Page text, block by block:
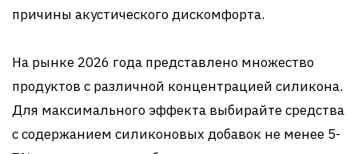
причины акустического дискомфорта.
На рынке 2026 года представлено множество
продуктов с различной концентрацией силикона.
Для максимального эффекта выбирайте средства
с содержанием силиконовых добавок не менее 5-